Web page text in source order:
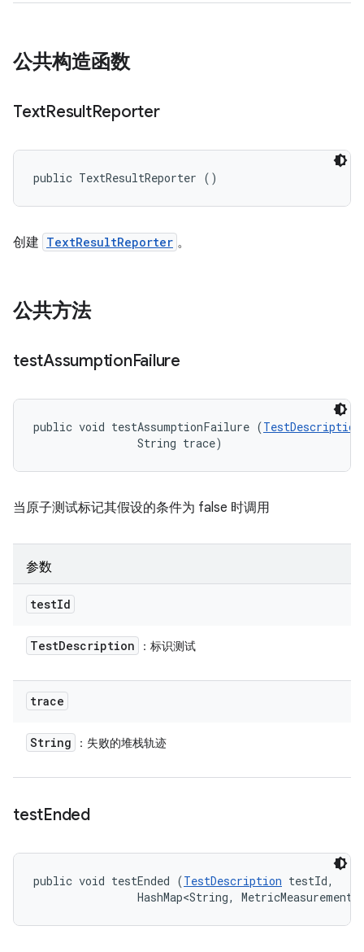
公共构造函数
TextResultReporter
public TextResultReporter ()
创建 TextResultReporter 。
公共方法
testAssumptionFailure
public void testAssumptionFailure (TestDescription
                String trace)
当原子测试标记其假设的条件为 false 时调用
参数
testId
TestDescription ：标识测试
trace
String ：失败的堆栈轨迹
testEnded
public void testEnded (TestDescription testId,
HashMap<String,